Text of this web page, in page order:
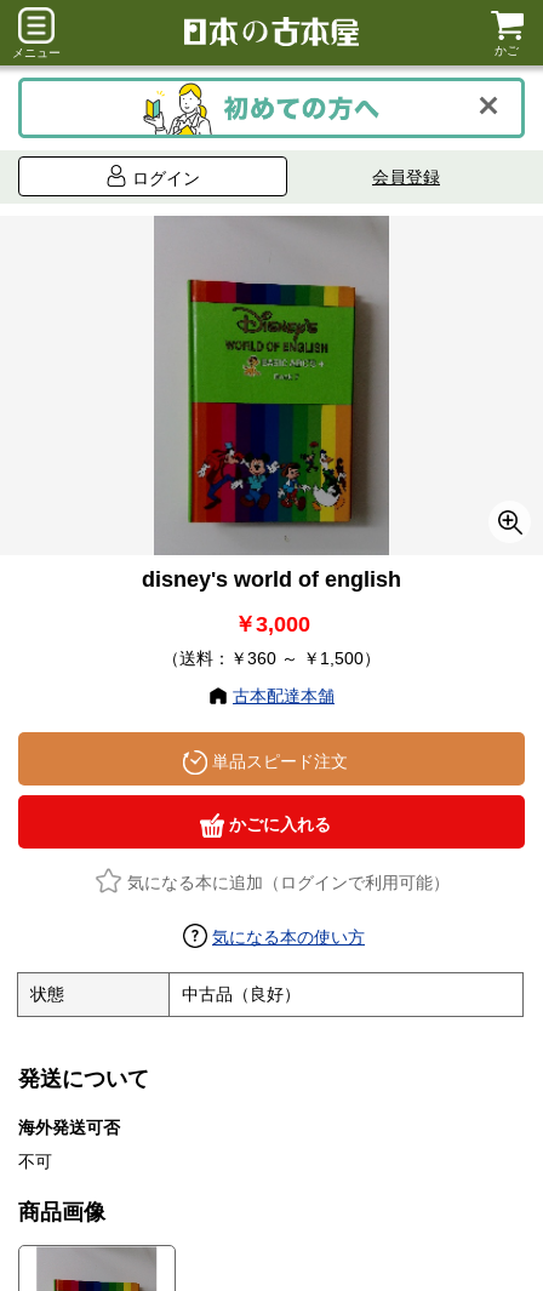
メニュー かご
ログイン 会員登録
disney's world of english
￥3,000
（送料：￥360 ～ ￥1,500）
古本配達本舗
単品スピード注文
かごに入れる
気になる本に追加（ログインで利用可能）
気になる本の使い方
状態 中古品（良好）
発送について
海外発送可否
不可
商品画像